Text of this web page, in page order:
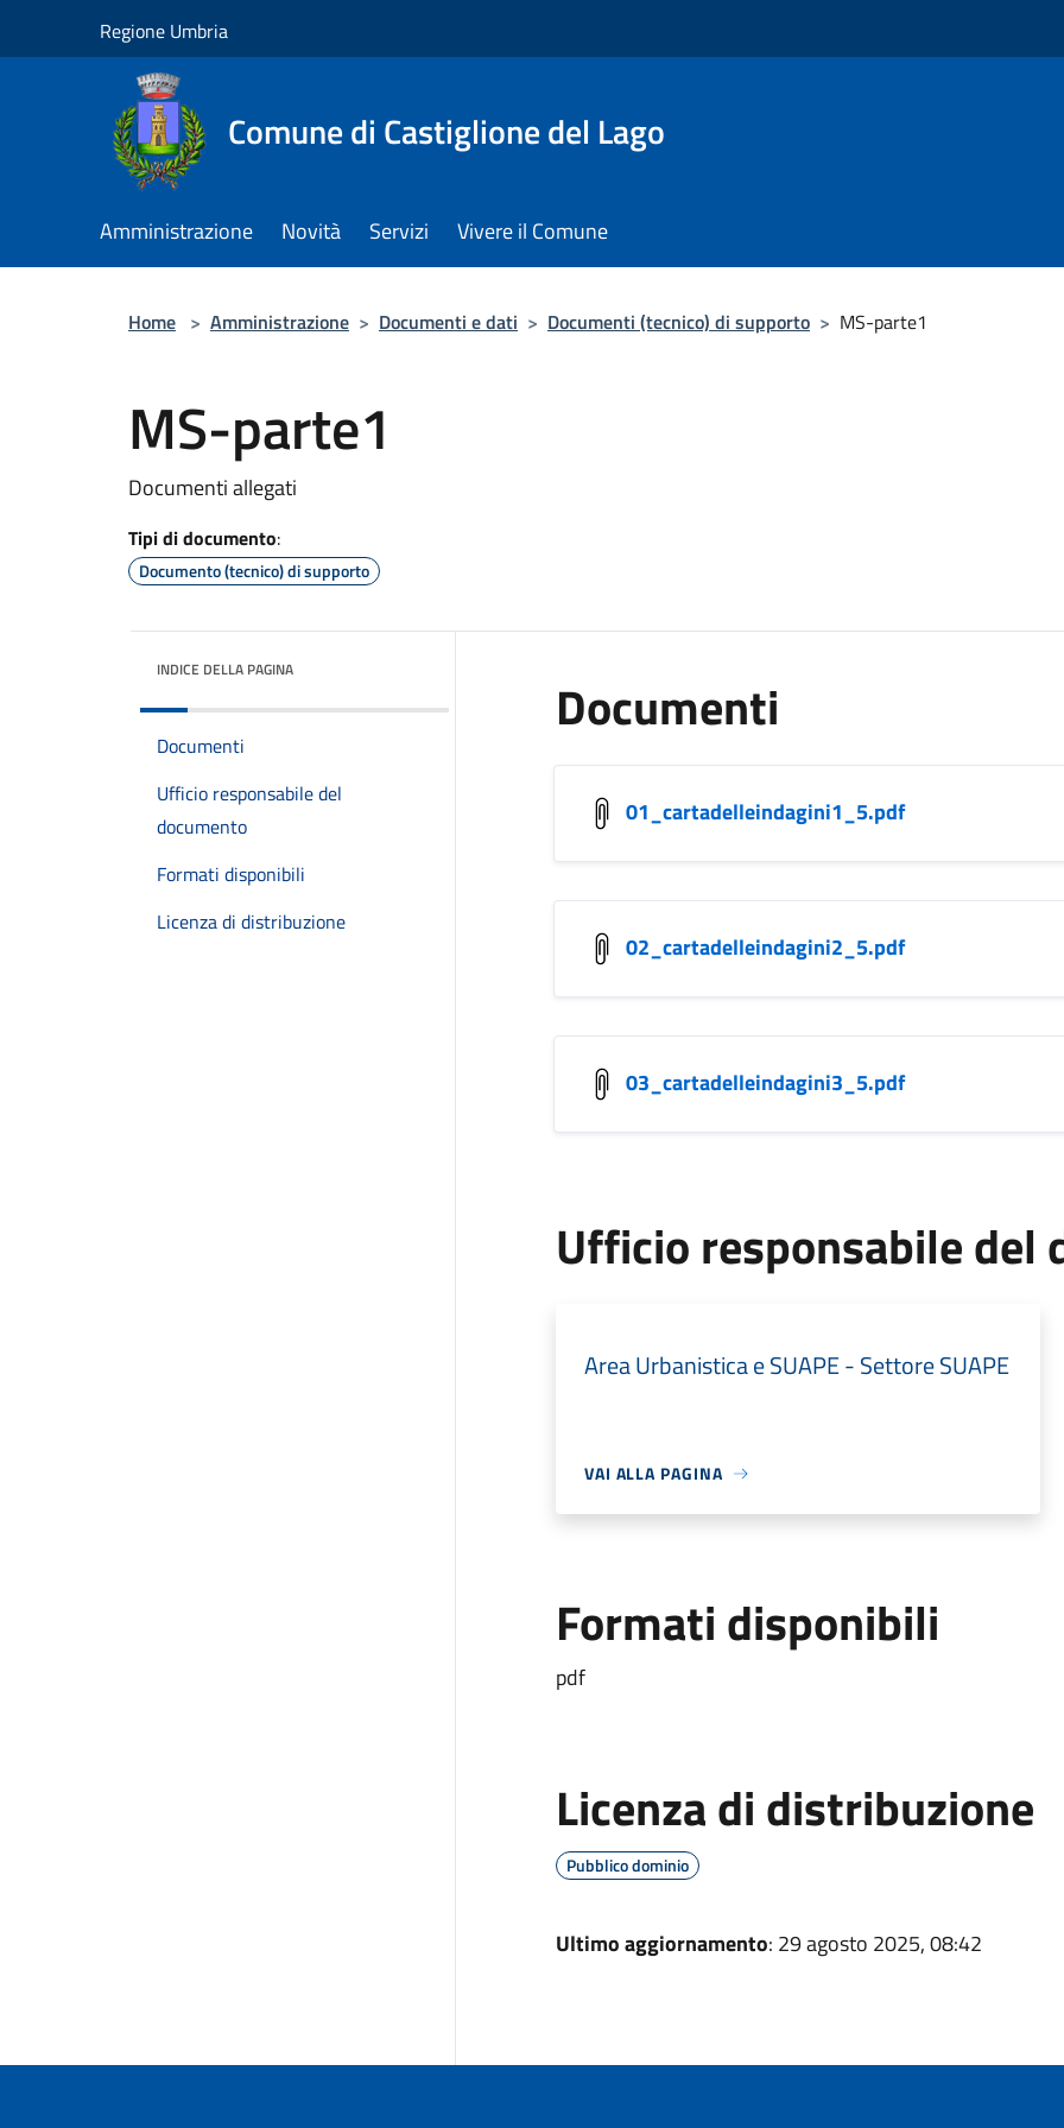
Regione Umbria
Comune di Castiglione del Lago
Amministrazione Novità Servizi Vivere il Comune
Home > Amministrazione > Documenti e dati > Documenti (tecnico) di supporto > MS-parte1
MS-parte1
Documenti allegati
Tipi di documento:
Documento (tecnico) di supporto
INDICE DELLA PAGINA
Documenti
Ufficio responsabile del
documento
Formati disponibili
Licenza di distribuzione
Documenti
01_cartadelleindagini1_5.pdf
02_cartadelleindagini2_5.pdf
03_cartadelleindagini3_5.pdf
Ufficio responsabile del
Area Urbanistica e SUAPE - Settore SUAPE
VAI ALLA PAGINA
Formati disponibili
pdf
Licenza di distribuzione
Pubblico dominio
Ultimo aggiornamento: 29 agosto 2025, 08:42